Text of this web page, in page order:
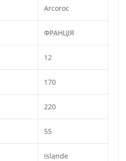
Arcoroc
ФРАНЦІЯ
12
170
220
55
Islande